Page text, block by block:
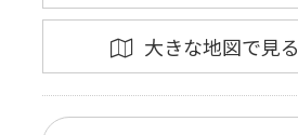
大きな地図で見る